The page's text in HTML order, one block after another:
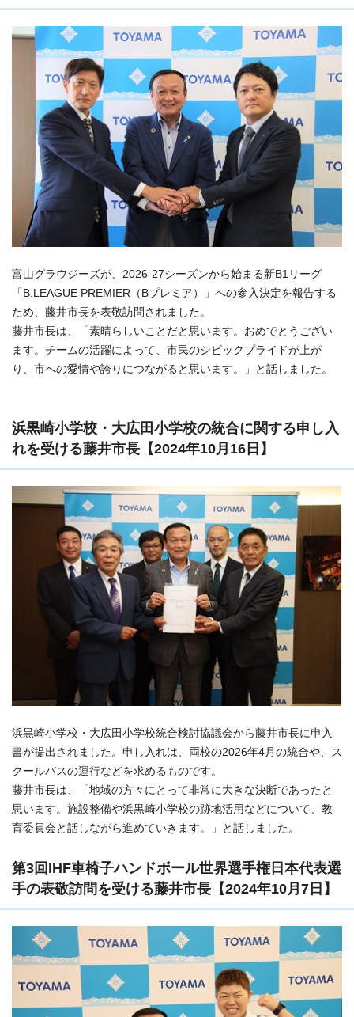
富山グラウジーズが、2026-27シーズンから始まる新B1リーグ
「B.LEAGUE PREMIER（Bプレミア）」への参入決定を報告する
ため、藤井市長を表敬訪問されました。
藤井市長は、「素晴らしいことだと思います。おめでとうござい
ます。チームの活躍によって、市民のシビックプライドが上が
り、市への愛情や誇りにつながると思います。」と話しました。
浜黒崎小学校・大広田小学校の統合に関する申し入
れを受ける藤井市長【2024年10月16日】
浜黒崎小学校・大広田小学校統合検討協議会から藤井市長に申入
書が提出されました。申し入れは、両校の2026年4月の統合や、ス
クールバスの運行などを求めるものです。
藤井市長は、「地域の方々にとって非常に大きな決断であったと
思います。施設整備や浜黒崎小学校の跡地活用などについて、教
育委員会と話しながら進めていきます。」と話しました。
第3回IHF車椅子ハンドボール世界選手権日本代表選
手の表敬訪問を受ける藤井市長【2024年10月7日】